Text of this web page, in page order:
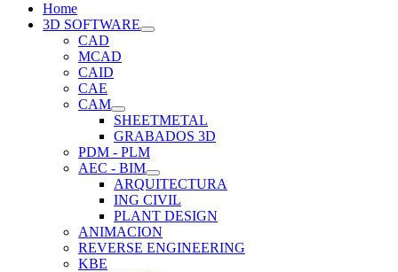
Home
3D SOFTWARE
CAD
MCAD
CAID
CAE
CAM
SHEETMETAL
GRABADOS 3D
PDM - PLM
AEC - BIM
ARQUITECTURA
ING CIVIL
PLANT DESIGN
ANIMACION
REVERSE ENGINEERING
KBE